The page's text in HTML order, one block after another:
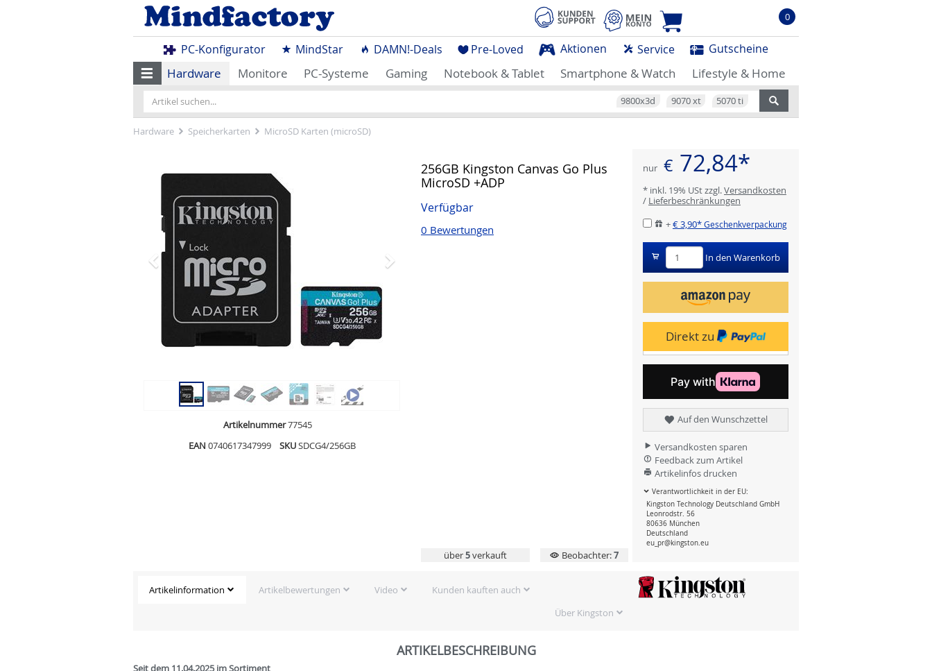
0
PC-Konfigurator MindStar DAMN!-Deals Pre-Loved Aktionen Service Gutscheine
Hardware Monitore PC-Systeme Gaming Notebook & Tablet Smartphone & Watch Lifestyle & Home
9800x3d 9070 xt 5070 ti
Hardware Speicherkarten MicroSD Karten (microSD)
Artikelnummer77545
EAN 0740617347999 SKUSDCG4/256GB
256GB Kingston Canvas Go Plus
MicroSD +ADP
Verfügbar
0 Bewertungen
über5verkauft Beobachter:7
nur € 72,84*
* inkl. 19% USt zzgl.Versandkosten
/ Lieferbeschränkungen
+€ 3,90* Geschenkverpackung
In den Warenkorb
Direkt zu
Auf den Wunschzettel
Versandkosten sparen
Feedback zum Artikel
Artikelinfos drucken
Verantwortlichkeit in der EU:
Kingston Technology Deutschland GmbH
Leonrodstr. 56
80636 München
Deutschland
eu_pr@kingston.eu
Artikelinformation Artikelbewertungen Video
Kunden kauften auch
Über Kingston
ARTIKELBESCHREIBUNG
Seit dem 11.04.2025 im Sortiment